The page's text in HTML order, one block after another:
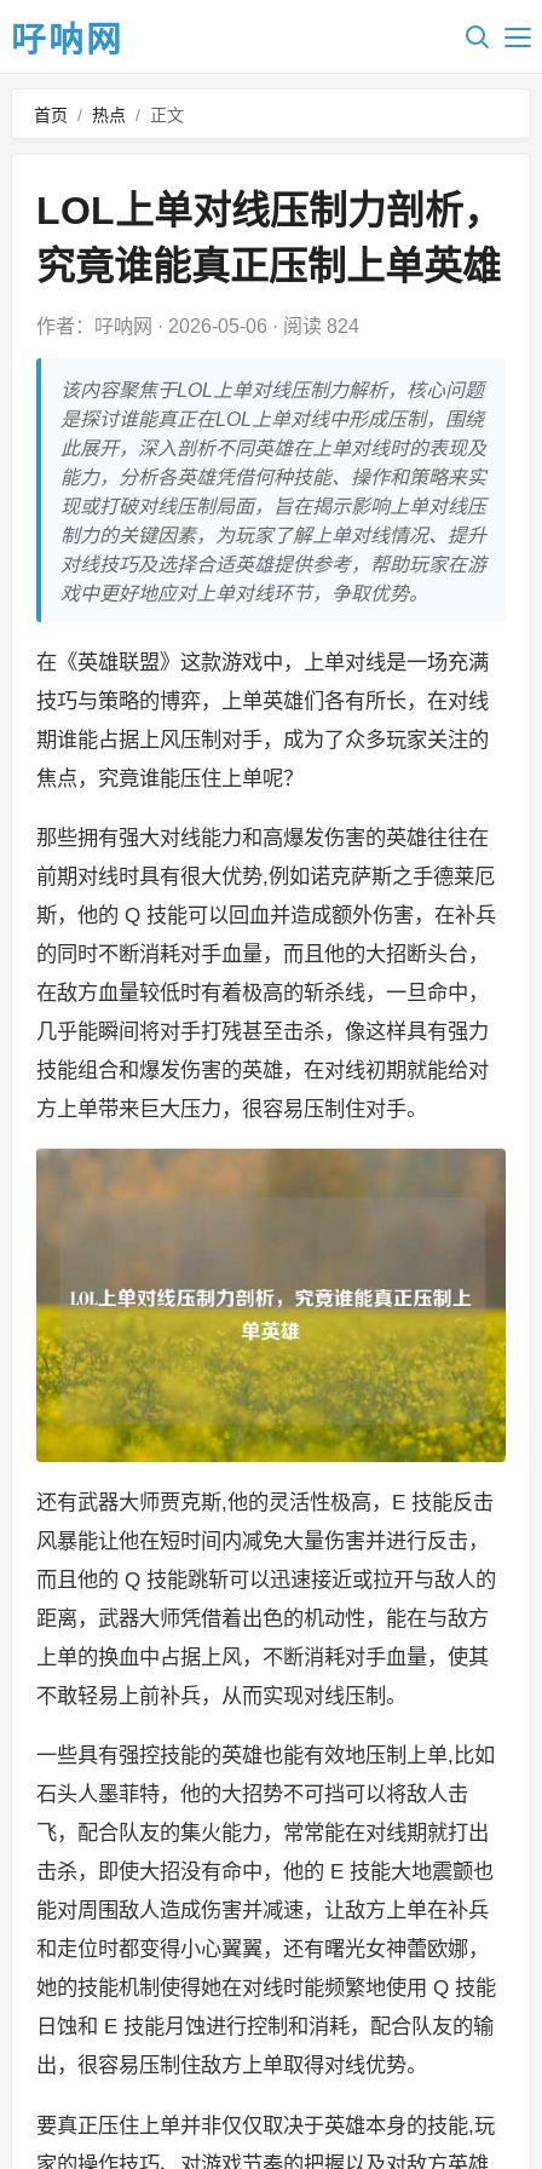
吇呐网
首页 / 热点 / 正文
LOL上单对线压制力剖析，
究竟谁能真正压制上单英雄
作者：吇呐网 · 2026-05-06 · 阅读 824
该内容聚焦于LOL上单对线压制力解析，核心问题
是探讨谁能真正在LOL上单对线中形成压制，围绕
此展开，深入剖析不同英雄在上单对线时的表现及
能力，分析各英雄凭借何种技能、操作和策略来实
现或打破对线压制局面，旨在揭示影响上单对线压
制力的关键因素，为玩家了解上单对线情况、提升
对线技巧及选择合适英雄提供参考，帮助玩家在游
戏中更好地应对上单对线环节，争取优势。
在《英雄联盟》这款游戏中，上单对线是一场充满
技巧与策略的博弈，上单英雄们各有所长，在对线
期谁能占据上风压制对手，成为了众多玩家关注的
焦点，究竟谁能压住上单呢？
那些拥有强大对线能力和高爆发伤害的英雄往往在
前期对线时具有很大优势,例如诺克萨斯之手德莱厄
斯，他的 Q 技能可以回血并造成额外伤害，在补兵
的同时不断消耗对手血量，而且他的大招断头台，
在敌方血量较低时有着极高的斩杀线，一旦命中，
几乎能瞬间将对手打残甚至击杀，像这样具有强力
技能组合和爆发伤害的英雄，在对线初期就能给对
方上单带来巨大压力，很容易压制住对手。
还有武器大师贾克斯,他的灵活性极高，E 技能反击
风暴能让他在短时间内减免大量伤害并进行反击，
而且他的 Q 技能跳斩可以迅速接近或拉开与敌人的
距离，武器大师凭借着出色的机动性，能在与敌方
上单的换血中占据上风，不断消耗对手血量，使其
不敢轻易上前补兵，从而实现对线压制。
一些具有强控技能的英雄也能有效地压制上单,比如
石头人墨菲特，他的大招势不可挡可以将敌人击
飞，配合队友的集火能力，常常能在对线期就打出
击杀，即使大招没有命中，他的 E 技能大地震颤也
能对周围敌人造成伤害并减速，让敌方上单在补兵
和走位时都变得小心翼翼，还有曙光女神蕾欧娜，
她的技能机制使得她在对线时能频繁地使用 Q 技能
日蚀和 E 技能月蚀进行控制和消耗，配合队友的输
出，很容易压制住敌方上单取得对线优势。
要真正压住上单并非仅仅取决于英雄本身的技能,玩
家的操作技巧、对游戏节奏的把握以及对敌方英雄